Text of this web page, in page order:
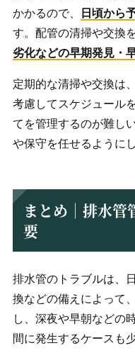
かかるので、
日頃から
す。配管の清掃や交換
劣化などの早期発見・
定期的な清掃や交換は
考慮してスケジュール
てを管理するのが難し
や保守を任せるように
まとめ｜排水管
要
排水管のトラブルは、
換などの備えによって
し、深夜や早朝などの
間に発生するケースも